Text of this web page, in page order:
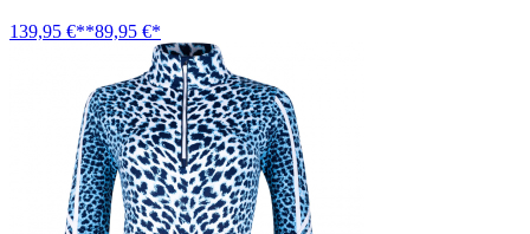
139,95 €**89,95 €*